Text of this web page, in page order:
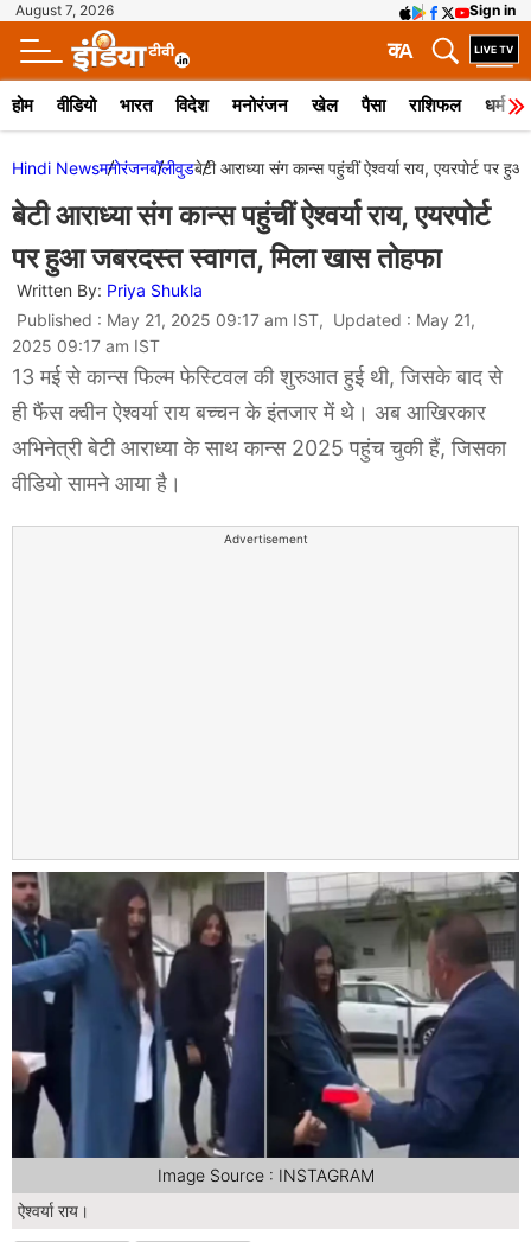
August 7, 2026 Sign in
A
क
होम वीडियो भारत विदेश मनोरंजन खेल पैसा राशिफल धर्म
Hindi Newsमनोरंजनबॉलीवुडबेटी आराध्या संग कान्स पहुंचीं ऐश्वर्या राय, एयरपोर्ट पर
बेटी आराध्या संग कान्स पहुंचीं ऐश्वर्या राय, एयरपोर्ट
पर हुआ जबरदस्त स्वागत, मिला खास तोहफा
Written By: Priya Shukla
Published : May 21, 2025 09:17 am IST, Updated : May 21,
2025 09:17 am IST
13 मई से कान्स फिल्म फेस्टिवल की शुरुआत हुई थी, जिसके बाद से
ही फैंस क्वीन ऐश्वर्या राय बच्चन के इंतजार में थे। अब आखिरकार
अभिनेत्री बेटी आराध्या के साथ कान्स 2025 पहुंच चुकी हैं, जिसका
वीडियो सामने आया है।
Advertisement
ऐश्वर्या राय।
Image Source : INSTAGRAM